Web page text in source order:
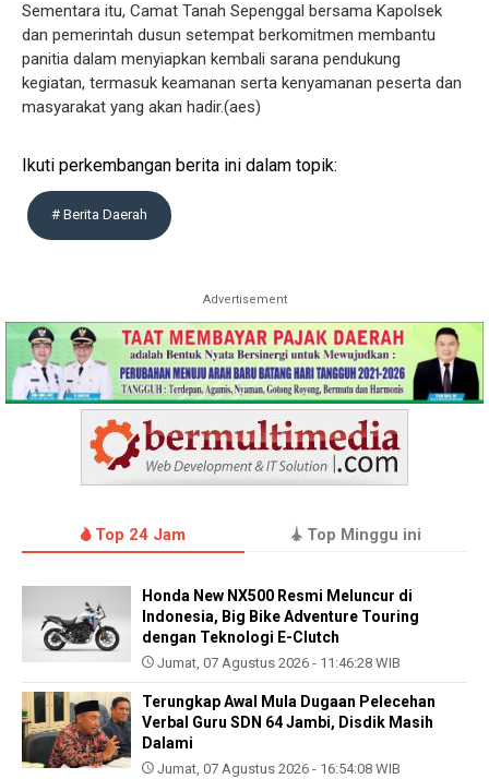
Sementara itu, Camat Tanah Sepenggal bersama Kapolsek
dan pemerintah dusun setempat berkomitmen membantu
panitia dalam menyiapkan kembali sarana pendukung
kegiatan, termasuk keamanan serta kenyamanan peserta dan
masyarakat yang akan hadir.(aes)
Ikuti perkembangan berita ini dalam topik:
# Berita Daerah
Advertisement
Top 24 Jam Top Minggu ini
Honda New NX500 Resmi Meluncur di
Indonesia, Big Bike Adventure Touring
dengan Teknologi E-Clutch
Jumat, 07 Agustus 2026 - 11:46:28 WIB
Terungkap Awal Mula Dugaan Pelecehan
Verbal Guru SDN 64 Jambi, Disdik Masih
Dalami
Jumat, 07 Agustus 2026 - 16:54:08 WIB